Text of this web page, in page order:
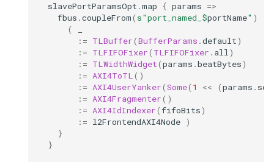
slavePortParamsOpt .map { params =>
fbus .coupleFrom( s"port_named_ $portName" )
(
:= TLBuffer(BufferParams .default)
:= TLFIFOFixer( TLFIFOFixer . all)
:= TLWidthWidget(params .beatBytes)
:= AXI4ToTL()
:= AXI4UserYanker(Some( 1 << (params .
:= AXI4Fragmenter()
:= AXI4IdIndexer(fifoBits)
:= l2FrontendAXI4Node )
}
}